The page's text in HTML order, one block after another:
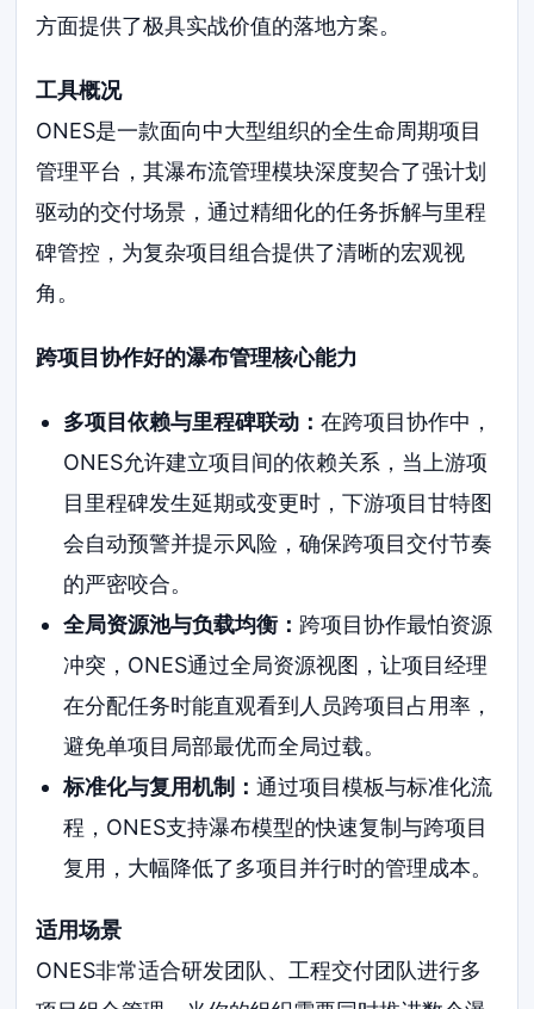
方面提供了极具实战价值的落地方案。
工具概况
ONES是一款面向中大型组织的全生命周期项目
管理平台，其瀑布流管理模块深度契合了强计划
驱动的交付场景，通过精细化的任务拆解与里程
碑管控，为复杂项目组合提供了清晰的宏观视
角。
跨项目协作好的瀑布管理核心能力
多项目依赖与里程碑联动： 在跨项目协作中，
ONES允许建立项目间的依赖关系，当上游项
目里程碑发生延期或变更时，下游项目甘特图
会自动预警并提示风险，确保跨项目交付节奏
的严密咬合。
全局资源池与负载均衡： 跨项目协作最怕资源
冲突，ONES通过全局资源视图，让项目经理
在分配任务时能直观看到人员跨项目占用率，
避免单项目局部最优而全局过载。
标准化与复用机制： 通过项目模板与标准化流
程，ONES支持瀑布模型的快速复制与跨项目
复用，大幅降低了多项目并行时的管理成本。
适用场景
ONES非常适合研发团队、工程交付团队进行多